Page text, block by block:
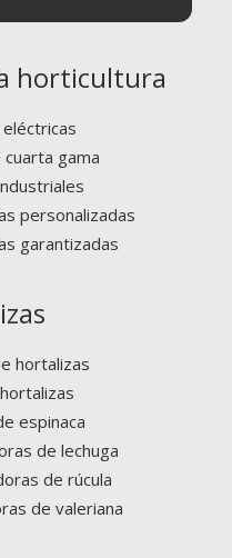
horticultura
gama
personalizadas
garantizadas
hortalizas
espinaca
de lechuga
de rúcula
de valeriana